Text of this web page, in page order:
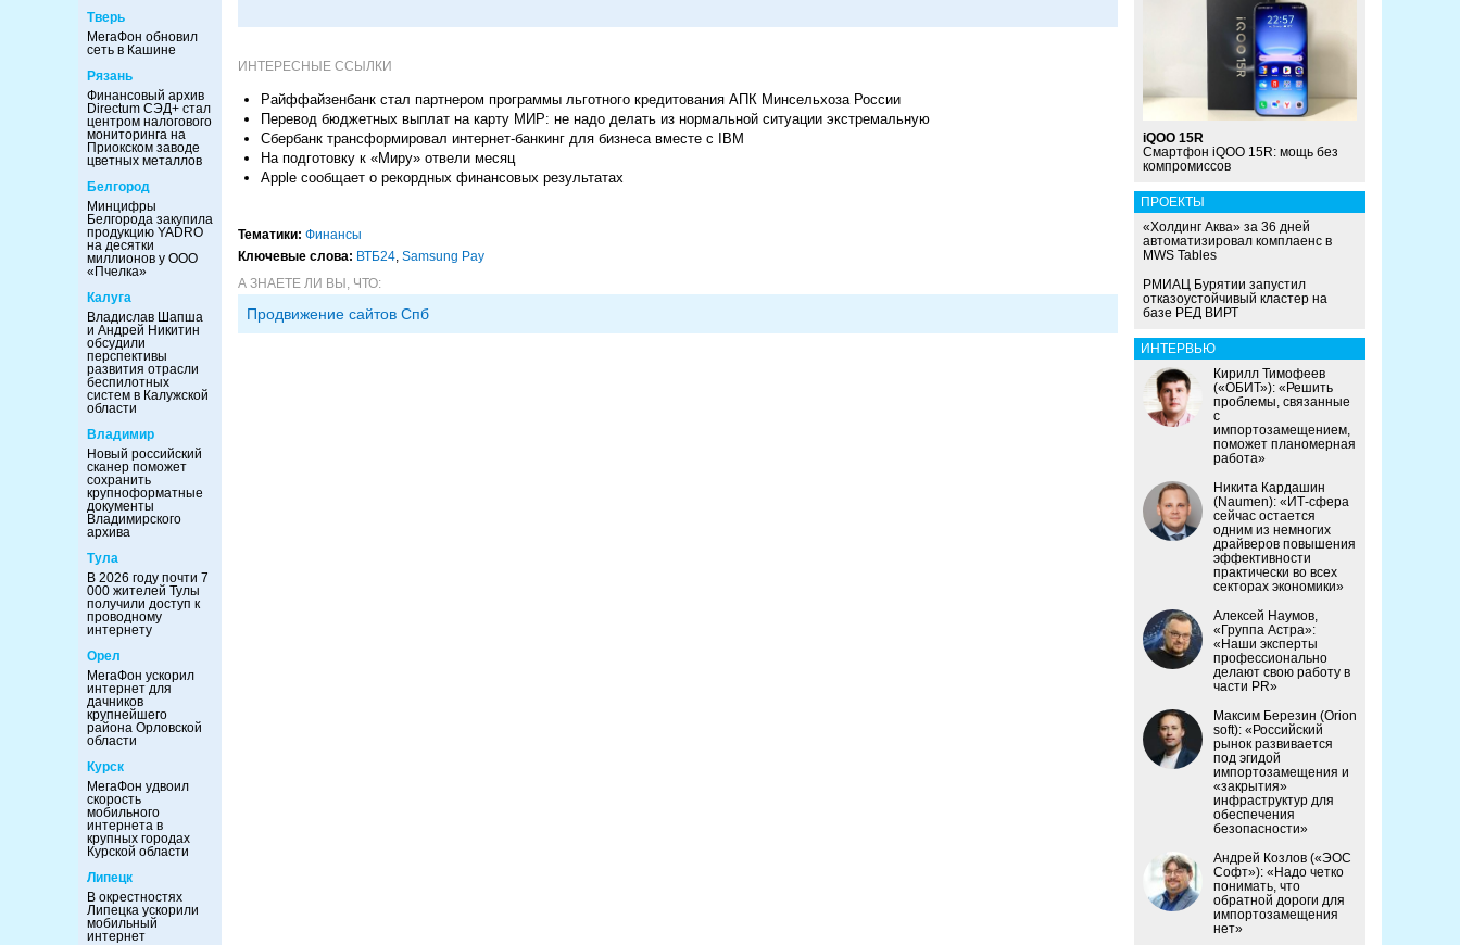
Тверь
МегаФон обновил
сеть в Кашине
Рязань
Финансовый архив
Directum СЭД+ стал
центром налогового
мониторинга на
Приокском заводе
цветных металлов
Белгород
Минцифры
Белгорода закупила
продукцию YADRO
на десятки
миллионов у ООО
«Пчелка»
Калуга
Владислав Шапша
и Андрей Никитин
обсудили
перспективы
развития отрасли
беспилотных
систем в Калужской
области
Владимир
Новый российский
сканер поможет
сохранить
крупноформатные
документы
Владимирского
архива
Тула
В 2026 году почти 7
000 жителей Тулы
получили доступ к
проводному
интернету
Орел
МегаФон ускорил
интернет для
дачников
крупнейшего
района Орловской
области
Курск
МегаФон удвоил
скорость
мобильного
интернета в
крупных городах
Курской области
Липецк
В окрестностях
Липецка ускорили
мобильный
интернет
ИНТЕРЕСНЫЕ ССЫЛКИ
Райффайзенбанк стал партнером программы льготного кредитования АПК Минсельхоза России
Перевод бюджетных выплат на карту МИР: не надо делать из нормальной ситуации экстремальную
Сбербанк трансформировал интернет-банкинг для бизнеса вместе с IBM
На подготовку к «Миру» отвели месяц
Apple сообщает о рекордных финансовых результатах
Тематики: Финансы
Ключевые слова: ВТБ24, Samsung Pay
А ЗНАЕТЕ ЛИ ВЫ, ЧТО:
Продвижение сайтов Спб
iQOO 15R
Смартфон iQOO 15R: мощь без
компромиссов
ПРОЕКТЫ
«Холдинг Аква» за 36 дней
автоматизировал комплаенс в
MWS Tables
РМИАЦ Бурятии запустил
отказоустойчивый кластер на
базе РЕД ВИРТ
ИНТЕРВЬЮ
Кирилл Тимофеев
(«ОБИТ»): «Решить
проблемы, связанные
с
импортозамещением,
поможет планомерная
работа»
Никита Кардашин
(Naumen): «ИТ-сфера
сейчас остается
одним из немногих
драйверов повышения
эффективности
практически во всех
секторах экономики»
Алексей Наумов,
«Группа Астра»:
«Наши эксперты
профессионально
делают свою работу в
части PR»
Максим Березин (Orion
soft): «Российский
рынок развивается
под эгидой
импортозамещения и
«закрытия»
инфраструктур для
обеспечения
безопасности»
Андрей Козлов («ЭОС
Софт»): «Надо четко
понимать, что
обратной дороги для
импортозамещения
нет»